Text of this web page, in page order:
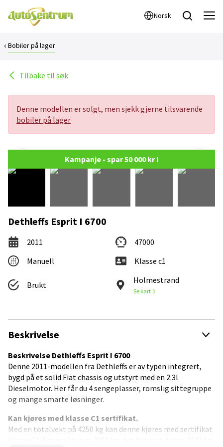
Norsk
Bobiler på lager
Tilbake til søk
Denne modellen er solgt, men sjekk gjerne tilsvarende
bobiler på lager
Kampanje - spar 50 000 kr !
Dethleffs Esprit I 6700
2011
47000
Manuell
Klasse c1
Brukt Holmestrand
Se kart
Beskrivelse
Beskrivelse Dethleffs Esprit I 6700
Denne 2011-modellen fra Dethleffs er av typen integrert,
bygd på et solid Fiat chassis og utstyrt med en 2.3l
Dieselmotor. Her får du 4 sengeplasser, romslig sittegruppe
og mange smarte løsninger.
Kan kjøres med klasse C1 sertifikat.
Med en totalvekt på 4250 kg kan denne kjøres med sertifikat